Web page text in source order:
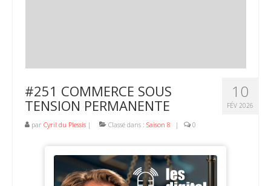
10
FÉV 2026
#251 COMMERCE SOUS
TENSION PERMANENTE
par Cyril du Plessis | Classé dans : Saison 8 | 0